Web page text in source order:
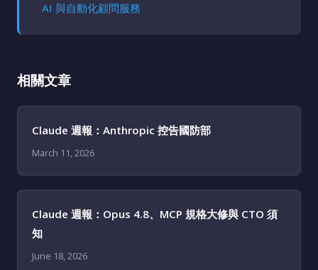
AI 與自動化顧問服務
相關文章
Claude 週報：Anthropic 控告國防部
March 11, 2026
Claude 週報：Opus 4.8、MCP 規格大修與 CTO 須
知
June 18, 2026